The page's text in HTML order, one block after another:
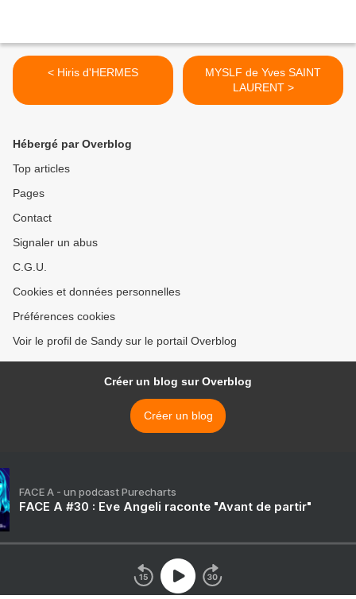
< Hiris d'HERMES
MYSLF de Yves SAINT
LAURENT >
Hébergé par Overblog
Top articles
Pages
Contact
Signaler un abus
C.G.U.
Cookies et données personnelles
Préférences cookies
Voir le profil de Sandy sur le portail Overblog
Créer un blog sur Overblog
Créer un blog
FACE A - un podcast Purecharts
FACE A #30 : Eve Angeli raconte "Avant de partir"